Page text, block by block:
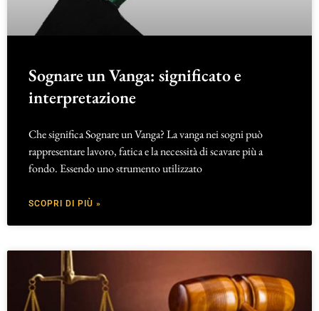
Sognare un Vanga: significato e
interpretazione
Che significa Sognare un Vanga? La vanga nei sogni può
rappresentare lavoro, fatica e la necessità di scavare più a
fondo. Essendo uno strumento utilizzato
SCOPRI DI PIÙ »